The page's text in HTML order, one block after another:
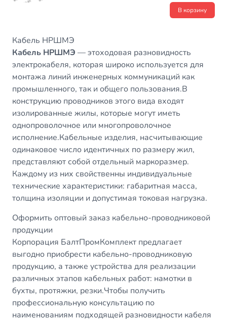
В корзину
Кабель НРШМЭ
Кабель НРШМЭ — этоходовая разновидность
электрокабеля, которая широко используется для
монтажа линий инженерных коммуникаций как
промышленного, так и общего пользования.В
конструкцию проводников этого вида входят
изолированные жилы, которые могут иметь
однопроволочное или многопроволочное
исполнение.Кабельные изделия, насчитывающие
одинаковое число идентичных по размеру жил,
представляют собой отдельный маркоразмер.
Каждому из них свойственны индивидуальные
технические характеристики: габаритная масса,
толщина изоляции и допустимая токовая нагрузка.
Оформить оптовый заказ кабельно-проводниковой
продукции
Корпорация БалтПромКомплект предлагает
выгодно приобрести кабельно-проводниковую
продукцию, а также устройства для реализации
различных этапов кабельных работ: намотки в
бухты, протяжки, резки.Чтобы получить
профессиональную консультацию по
наименованиям подходящей разновидности кабеля